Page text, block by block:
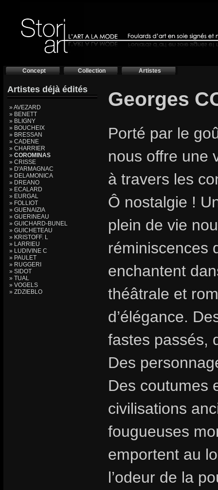
Concept Collection Artistes
Artistes déjà édités
» AVEZARD
» BENETT
» BLIGNY
» BOUCHEIX
» BRESSAN
» CADENE
» CHARRIER
» COROMINAS
» CRISSE
» D'ARMAGNAC
» DELAMONICA
» DREANO
» ECALARD
» EURGAL
» FOLLIOT
» GUENAIZIA
» GUERINEAU
» GUICHARD-BUNEL
» GUICHETEAU
» KRISTOFF. L
» LARRIEU
» LUDIVINE C
» PAULET
» RUGGERI
» SIDOT
» TUAL
» VOGELS
» ZDZIEBLO
Georges
Porté par le
nous offre une
à travers les
Ô nostalgie !
plein de vie
réminiscences
enchantent
théâtrale et
d’élégance.
fastes passés,
Des
Des coutumes
civilisations
fougueuses
emportent au
l’odeur de la